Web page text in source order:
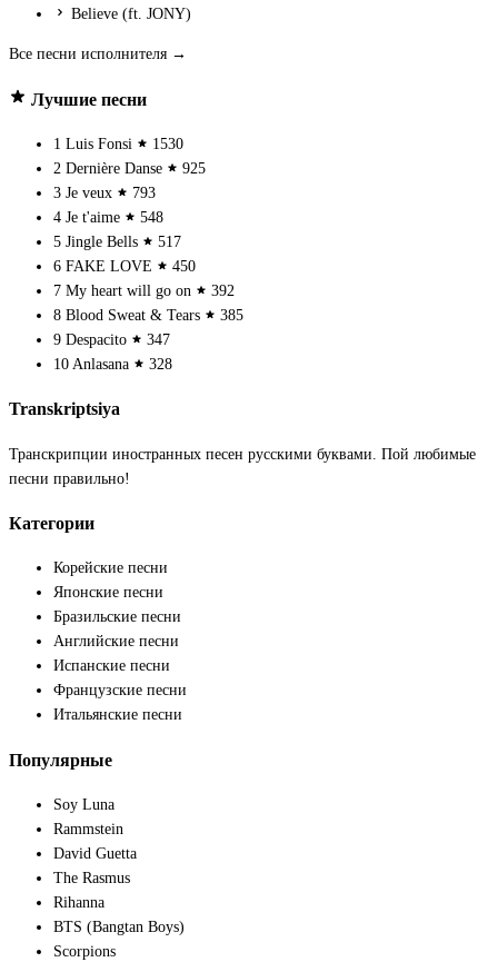
Believe (ft. JONY)
Все песни исполнителя →
Лучшие песни
1 Luis Fonsi
1530
2 Dernière Danse
925
3 Je veux
793
4 Je t'aime
548
5 Jingle Bells
517
6 FAKE LOVE
450
7 My heart will go on
392
8 Blood Sweat & Tears
385
9 Despacito
347
10 Anlasana 328
Transkriptsiya
Транскрипции иностранных песен русскими буквами. Пой любимые
песни правильно!
Категории
Корейские песни
Японские песни
Бразильские песни
Английские песни
Испанские песни
Французские песни
Итальянские песни
Популярные
Soy Luna
Rammstein
David Guetta
The Rasmus
Rihanna
BTS (Bangtan Boys)
Scorpions